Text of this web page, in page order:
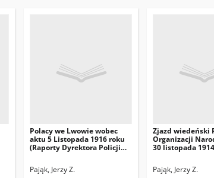
Polacy we Lwowie wobec
aktu 5 Listopada 1916 roku
(Raporty Dyrektora Policji
Namiestnictwa
Pająk, Jerzy Z.
Zjazd wiedeński
Organizacji
30 listopada
Pająk, Jerzy Z.